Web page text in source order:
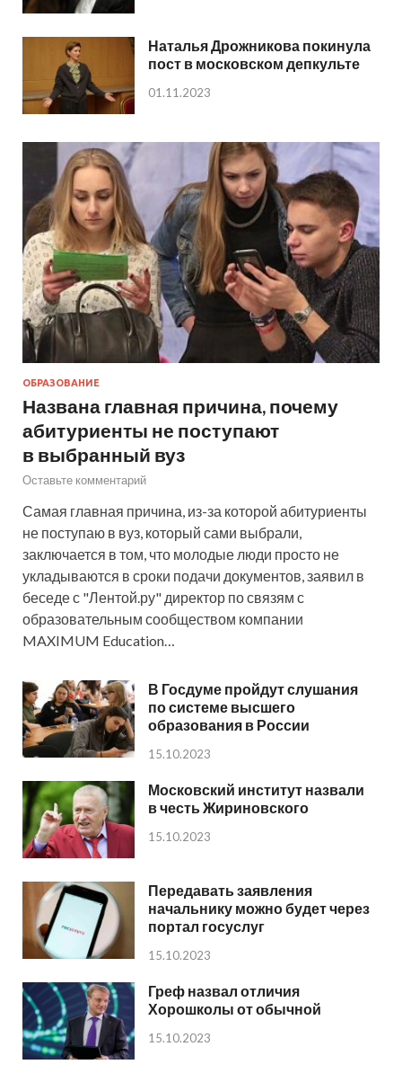
Наталья Дрожникова покинула
пост в московском депкульте
01.11.2023
ОБРАЗОВАНИЕ
Названа главная причина, почему
абитуриенты не поступают
в выбранный вуз
Оставьте комментарий
Самая главная причина, из-за которой абитуриенты
не поступаю в вуз, который сами выбрали,
заключается в том, что молодые люди просто не
укладываются в сроки подачи документов, заявил в
беседе с "Лентой.ру" директор по связям с
образовательным сообществом компании
MAXIMUM Education…
В Госдуме пройдут слушания
по системе высшего
образования в России
15.10.2023
Московский институт назвали
в честь Жириновского
15.10.2023
Передавать заявления
начальнику можно будет через
портал госуслуг
15.10.2023
Греф назвал отличия
Хорошколы от обычной
15.10.2023